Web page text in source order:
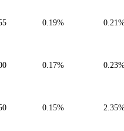
0.19%
0.17%
0.15%